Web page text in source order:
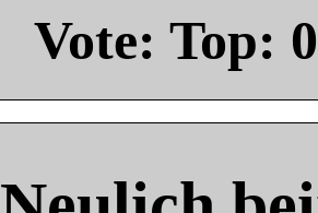
Vote: Top: 0